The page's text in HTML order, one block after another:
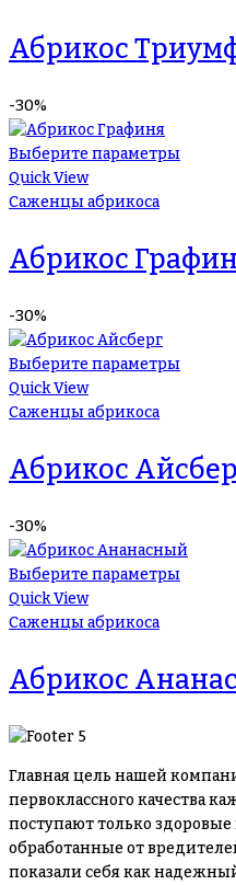
Абрикос
-30%
Выберите параметры
Quick View
Саженцы абрикоса
Абрикос
-30%
Выберите параметры
Quick View
Саженцы абрикоса
Абрикос
-30%
Выберите параметры
Quick View
Саженцы абрикоса
Абрикос
Главная цель нашей
первоклассного качества
поступают только
обработанные от
показали себя как